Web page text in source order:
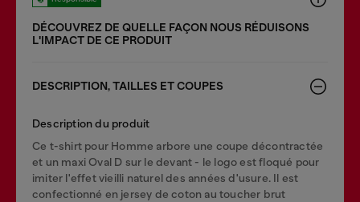
DÉCOUVREZ DE QUELLE FAÇON NOUS RÉDUISONS
LʹIMPACT DE CE PRODUIT
DESCRIPTION, TAILLES ET COUPES
Description du produit
Ce t-shirt pour Homme arbore une coupe décontractée
et un maxi Oval D sur le devant - le logo est floqué pour
imiter l'effet vieilli naturel des années d'usure. Il est
confectionné en jersey de coton au toucher brut